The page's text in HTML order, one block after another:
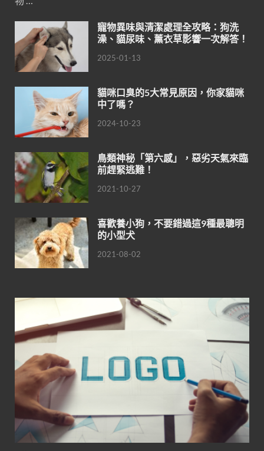
寵物異味與清潔處理全攻略：狗洗
澡、貓尿味、薰衣草影響一次解答！
2025-01-13
貓咪口臭的5大常見原因，你家貓咪
中了嗎？
2024-10-23
鳥類神秘「第六感」，惡劣天氣來臨
前趕緊逃難！
2021-10-27
喜歡養小狗，不要錯過這9種最聰明
的小型犬
2021-08-02